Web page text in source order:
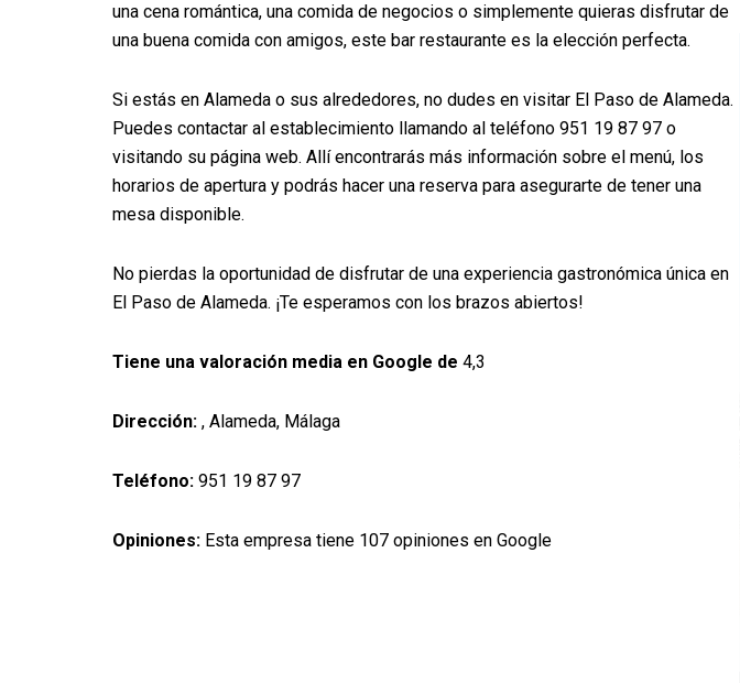
una cena romántica, una comida de negocios o simplemente quieras disfrutar de
una buena comida con amigos, este bar restaurante es la elección perfecta.
Si estás en Alameda o sus alrededores, no dudes en visitar El Paso de Alameda.
Puedes contactar al establecimiento llamando al teléfono 951 19 87 97 o
visitando su página web. Allí encontrarás más información sobre el menú, los
horarios de apertura y podrás hacer una reserva para asegurarte de tener una
mesa disponible.
No pierdas la oportunidad de disfrutar de una experiencia gastronómica única en
El Paso de Alameda. ¡Te esperamos con los brazos abiertos!
Tiene una valoración media en Google de 4,3
Dirección: , Alameda, Málaga
Teléfono: 951 19 87 97
Opiniones: Esta empresa tiene 107 opiniones en Google